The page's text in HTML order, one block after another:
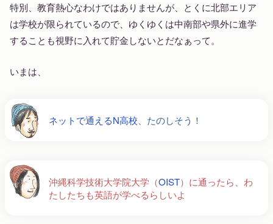
特別、教育熱心なわけではありませんが、とくに北部エリア
は学校が限られているので、ゆくゆくは中南部や県外に進学
することも視野に入れて貯金しないとだなぁって。
いまは、
ネットで通えるN高校 、たのしそう！
沖縄科学技術大学院大学（OIST）に通ったら、わ
たしたちも英語が学べるらしいよ